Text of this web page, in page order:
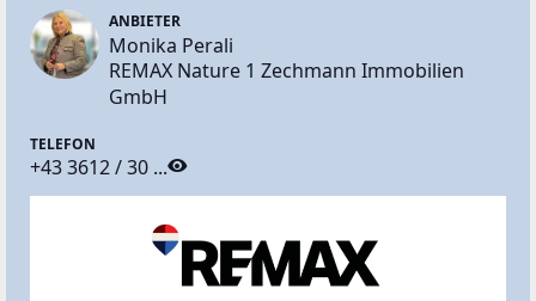
ANBIETER
Monika Perali
REMAX Nature 1 Zechmann Immobilien
GmbH
TELEFON
+43 3612 / 30 ...